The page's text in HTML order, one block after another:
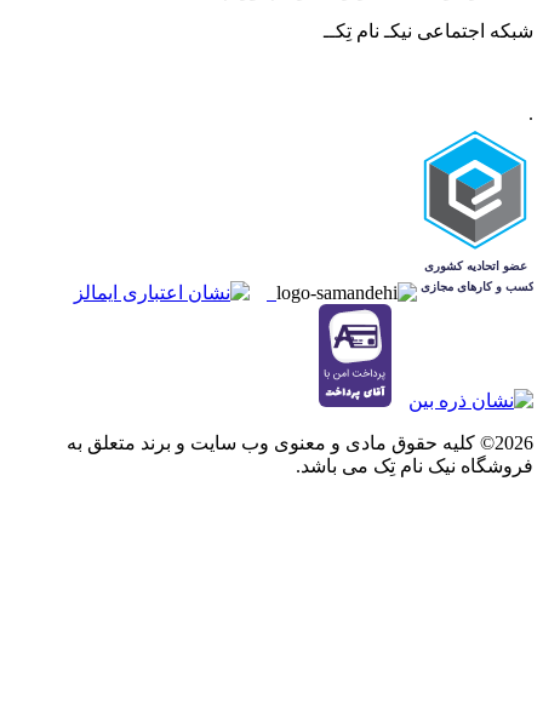
شبکه‌ اجتماعی نیکـ نام تِکــ
.
2026© کلیه حقوق مادی و معنوی وب سایت و برند متعلق به
فروشگاه نیک نام تِک می باشد.